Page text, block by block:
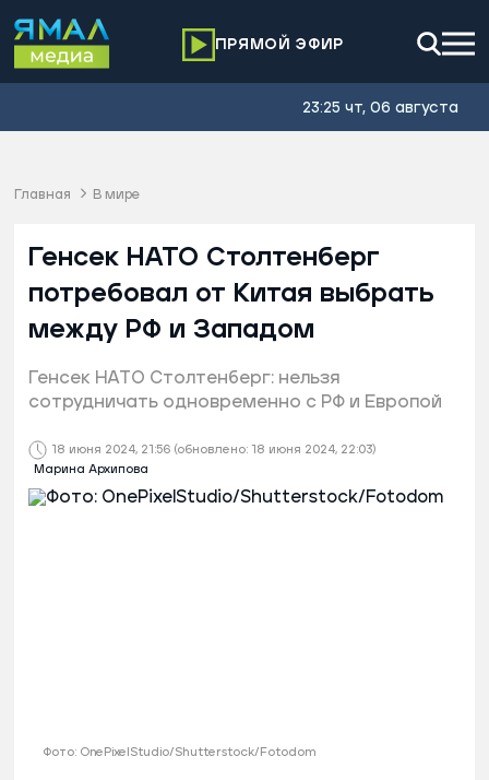
ПРЯМОЙ ЭФИР
23:25 чт, 06 августа
Главная В мире
18 июня 2024, 21:56 (обновлено: 18 июня 2024, 22:03)
Марина Архипова
Генсек НАТО Столтенберг
потребовал от Китая выбрать
между РФ и Западом
Генсек НАТО Столтенберг: нельзя
сотрудничать одновременно с РФ и Европой
Фото: OnePixelStudio/Shutterstock/Fotodom